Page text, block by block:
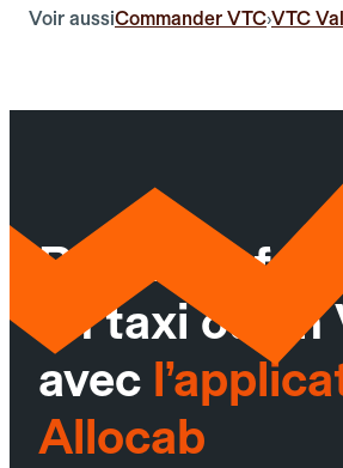
Voir aussiCommander VTC›VTC
Réservez
un taxi ou
avec
Allocab